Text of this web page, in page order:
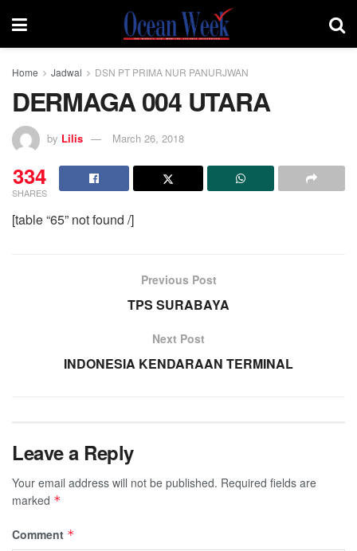
Home Jadwal DSN PT PRIMA NUR PANURJWAN
DERMAGA 004 UTARA
by Lilis March 26, 2018
334
SHARES
[table “65” not found /]
Previous Post
TPS SURABAYA
Next Post
INDONESIA KENDARAAN TERMINAL
Leave a Reply
Your email address will not be published. Required fields are
marked *
Comment *